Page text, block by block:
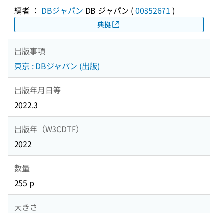
編者 ： DBジャパン DB ジャパン (00852671 )
典拠
出版事項
東京 : DBジャパン (出版)
出版年月日等
2022.3
出版年（W3CDTF）
2022
数量
255 p
大きさ